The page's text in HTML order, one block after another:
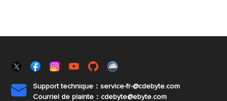

Support technique：service-fr-@cdebyte.com
Courriel de plainte：cdebyte@ebyte.com